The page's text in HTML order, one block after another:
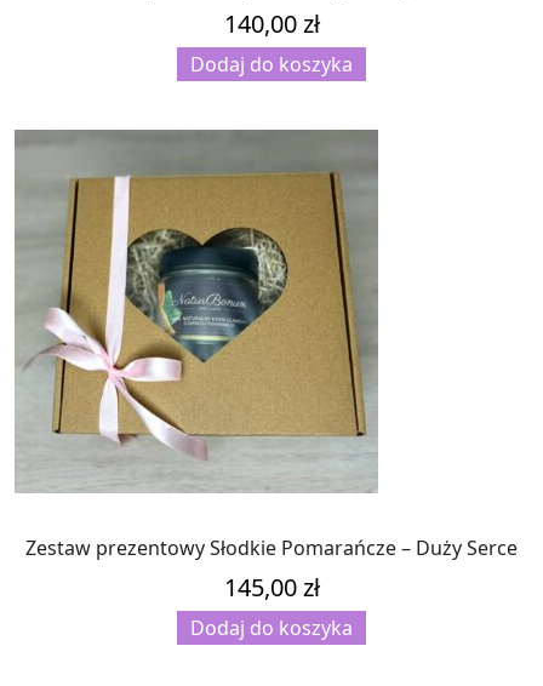
140,00zł
Dodaj do koszyka
Zestaw prezentowy Słodkie Pomarańcze – Duży Serce
145,00zł
Dodaj do koszyka